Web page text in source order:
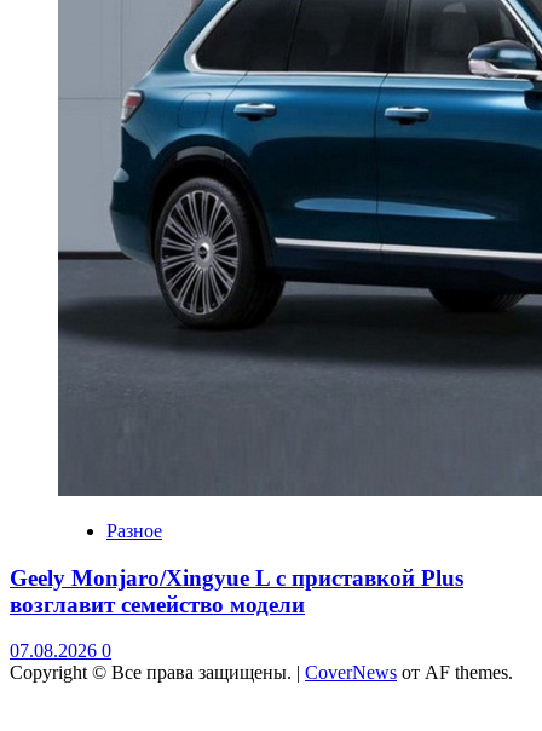
Разное
Geely Monjaro/Xingyue L с приставкой Plus
возглавит семейство модели
07.08.2026 0
Copyright © Все права защищены. | CoverNews от AF themes.